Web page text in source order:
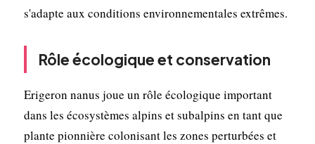
s'adapte aux conditions environnementales extrêmes.
Rôle écologique et conservation
Erigeron nanus joue un rôle écologique important
dans les écosystèmes alpins et subalpins en tant que
plante pionnière colonisant les zones perturbées et